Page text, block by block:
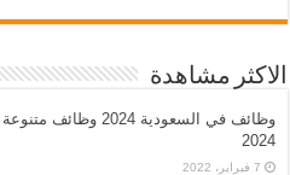
الاكثر مشاهدة
وظائف في السعودية
2024
7 فبراير، 2022